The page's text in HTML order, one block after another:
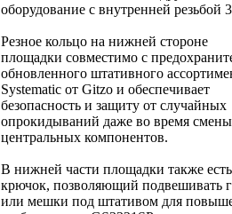
оборудование с внутренней резьбой
Резное кольцо на нижней стороне
площадки совместимо с
обновленного штативного
Systematic от Gitzo и обеспечивает
безопасность и защиту от случайных
опрокидываний даже во время смены
центральных компонентов.
В нижней части площадки также есть
крючок, позволяющий подвешивать
или мешки под штативом для